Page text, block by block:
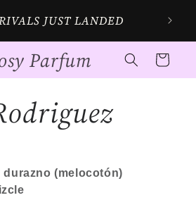
JUST LANDED
Parfum Cart
durazno (melocotón)